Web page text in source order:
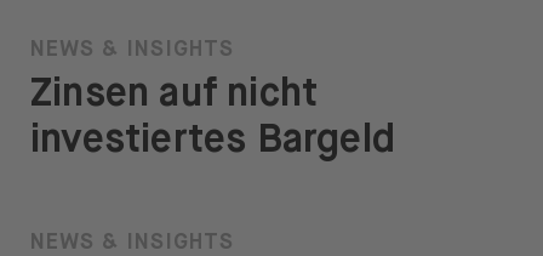
NEWS & INSIGHTS
Zinsen auf nicht
investiertes Bargeld
NEWS & INSIGHTS